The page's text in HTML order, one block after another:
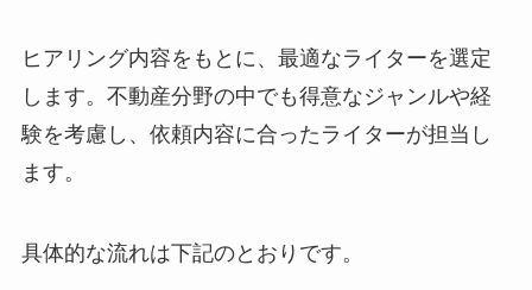
ヒアリング内容をもとに、最適なライターを選定
します。不動産分野の中でも得意なジャンルや経
験を考慮し、依頼内容に合ったライターが担当し
ます。
具体的な流れは下記のとおりです。